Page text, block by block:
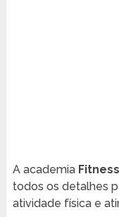
A academia
todos os detalhes
atividade física e